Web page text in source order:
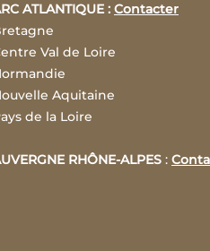
ATLANTIQUE : Contacter
Val de Loire
Aquitaine
de la Loire
RHÔNE-ALPES :